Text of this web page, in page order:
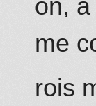
on, à
me
rois